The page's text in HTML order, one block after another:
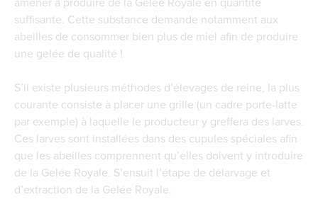
suffisante. Cette substance demande notamment aux
abeilles de consommer bien plus de miel afin de produire
une gelée de qualité !
S’il existe plusieurs méthodes d’élevages de reine, la plus
courante consiste à placer une grille (un cadre porte-latte
par exemple) à laquelle le producteur y greffera des larves.
Ces larves sont installées dans des cupules spéciales afin
que les abeilles comprennent qu’elles doivent y introduire
de la Gelée Royale. S’ensuit l’étape de délarvage et
d’extraction de la Gelée Royale.